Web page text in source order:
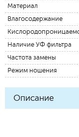
Материал
Влагосодержание
Наличие УФ фильтра
Частота замены
Режим ношения
Описание